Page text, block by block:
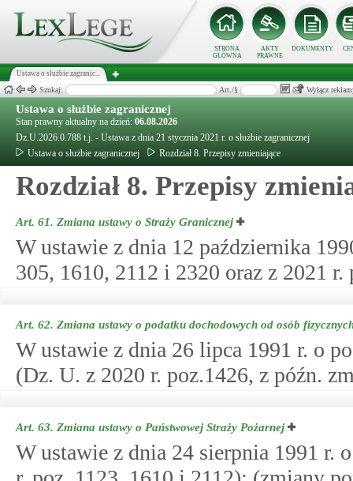
STRONA
GŁÓWNA
AKTY
PRAWNE
DOKUMENTY
Ustawa o służbie zagranic...
Szukaj: Art./§ Wyłącz
Ustawa o służbie zagranicznej
Stan prawny aktualny na dzień: 06.08.2026
Dz.U.2026.0.788 t.j. - Ustawa z dnia 21 stycznia 2021 r. o służbie zagranicznej
Ustawa o służbie zagranicznej
Rozdział 8. Przepisy zmieniające
Rozdział 8. Przepisy
Art. 61. Zmiana ustawy o Straży Granicznej
W ustawie z dnia 12 października
305, 1610, 2112 i 2320 oraz z 2021
Art. 62. Zmiana ustawy o podatku dochodowych od osób
W ustawie z dnia 26 lipca 1991 r. o
(Dz. U. z 2020 r. poz.1426, z późn.
Art. 63. Zmiana ustawy o Państwowej Straży Pożarnej
W ustawie z dnia 24 sierpnia 1991 r.